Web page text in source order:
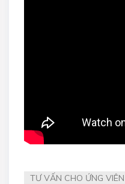
TƯ VẤN CHO ỨNG VIÊN